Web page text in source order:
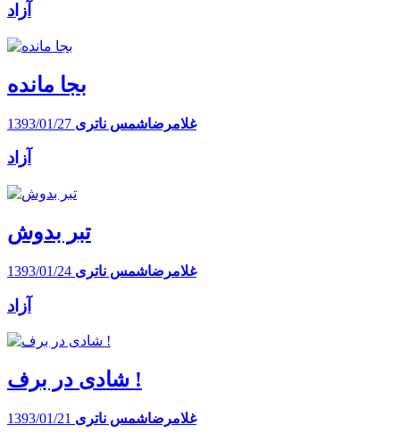
آزاد
بجا مانده
غلامرضاشمس ناتری 1393/01/27
آزاد
تبر بدوش
غلامرضاشمس ناتری 1393/01/24
آزاد
شادی در برف !
غلامرضاشمس ناتری 1393/01/21